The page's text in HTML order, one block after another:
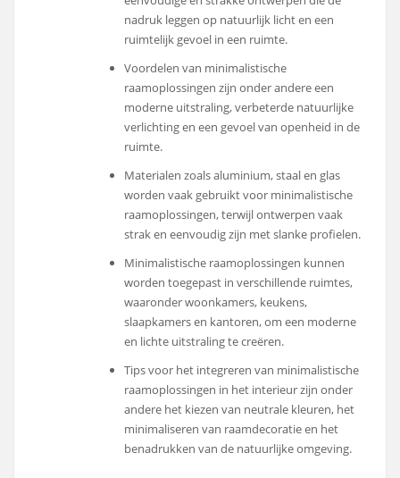
nadruk leggen op natuurlijk licht en een
ruimtelijk gevoel in een ruimte.
Voordelen van minimalistische
raamoplossingen zijn onder andere een
moderne uitstraling, verbeterde natuurlijke
verlichting en een gevoel van openheid in de
ruimte.
Materialen zoals aluminium, staal en glas
worden vaak gebruikt voor minimalistische
raamoplossingen, terwijl ontwerpen vaak
strak en eenvoudig zijn met slanke profielen.
Minimalistische raamoplossingen kunnen
worden toegepast in verschillende ruimtes,
waaronder woonkamers, keukens,
slaapkamers en kantoren, om een moderne
en lichte uitstraling te creëren.
Tips voor het integreren van minimalistische
raamoplossingen in het interieur zijn onder
andere het kiezen van neutrale kleuren, het
minimaliseren van raamdecoratie en het
benadrukken van de natuurlijke omgeving.